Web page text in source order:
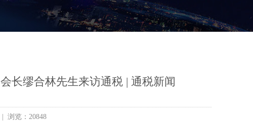
长缪合林先生来访通税 | 通税新闻
浏览：20848